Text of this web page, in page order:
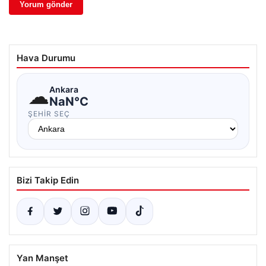
Hava Durumu
☁Ankara
NaN°C
ŞEHIR SEÇ
Bizi Takip Edin
Yan Manşet